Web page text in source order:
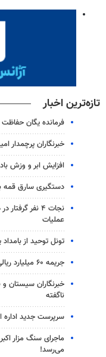
تازه‌ترین اخبار
فرمانده یگان
خبرنگاران پرچمدار
افزایش ابر و وزش
دستگیری سارق قمه
عملیات
تونل توحید از
جریمه ۶۰ میلیارد ریالی داروخانه متخلف
خبرنگاران سیستان
ناگفته
سرپرست جدید
ماجرای سنگ مزار
می‌رسد!